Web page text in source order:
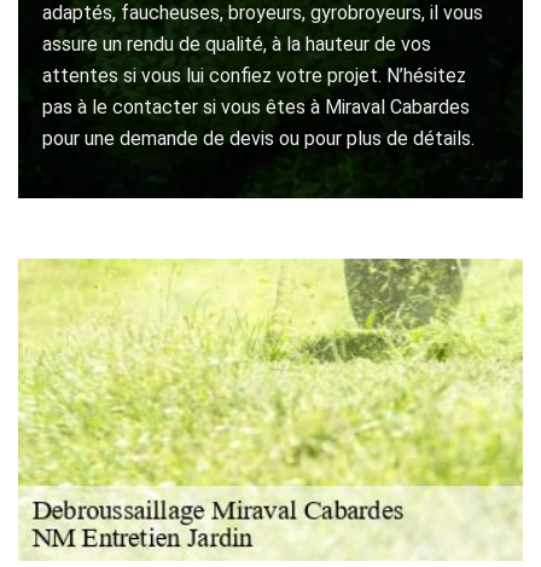
adaptés, faucheuses, broyeurs, gyrobroyeurs, il vous
assure un rendu de qualité, à la hauteur de vos
attentes si vous lui confiez votre projet. N’hésitez
pas à le contacter si vous êtes à Miraval Cabardes
pour une demande de devis ou pour plus de détails.